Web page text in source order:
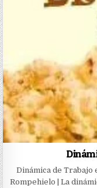
Dinámica de Trabajo
Rompehielo | La